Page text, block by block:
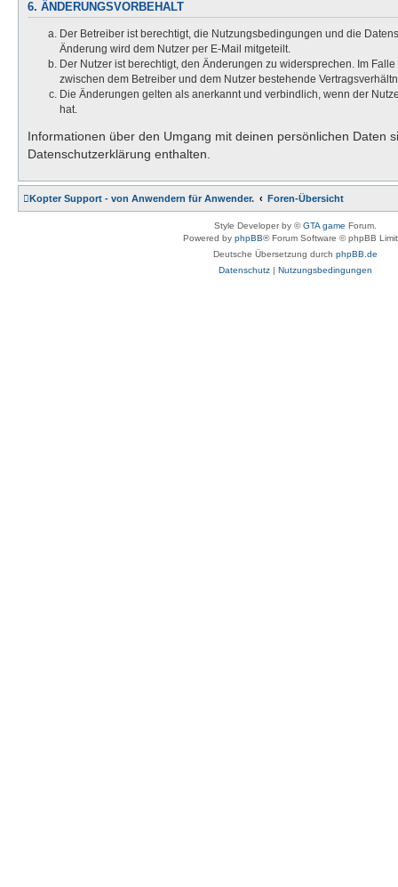
6. ÄNDERUNGSVORBEHALT
Der Betreiber ist berechtigt, die Nutzungsbedingungen und die
Änderung wird dem Nutzer per E-Mail mitgeteilt.
Der Nutzer ist berechtigt, den Änderungen zu widersprechen. Im
zwischen dem Betreiber und dem Nutzer bestehende
Die Änderungen gelten als anerkannt und verbindlich, wenn der
hat.
Informationen über den Umgang mit deinen persönlichen Daten
Datenschutzerklärung enthalten.
Kopter Support - von Anwendern für Anwender. Foren-Übersicht
Style Developer by ©GTA game Forum.
Powered by phpBB® Forum Software © phpBB
Deutsche Übersetzung durch phpBB.de
Datenschutz | Nutzungsbedingungen